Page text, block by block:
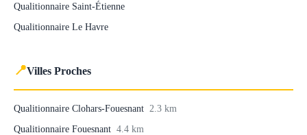
Qualitionnaire Saint-Étienne
Qualitionnaire Le Havre
📍Villes Proches
Qualitionnaire Clohars-Fouesnant 2.3 km
Qualitionnaire Fouesnant 4.4 km